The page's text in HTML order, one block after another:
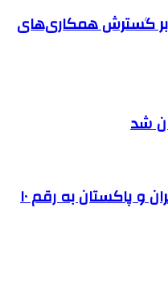
بر گسترش همکاری‌های
شد
افزایش حجم تجارت بین ایران و پاکستان به رقم ۱۰